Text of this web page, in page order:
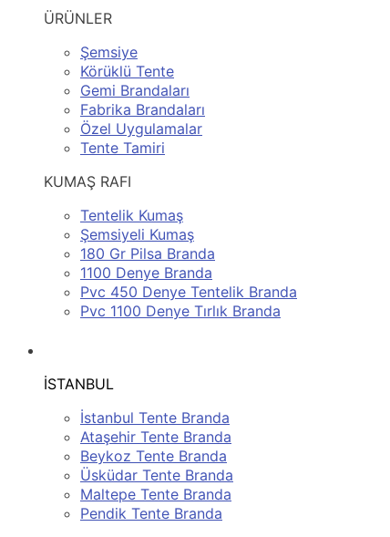
ÜRÜNLER
Şemsiye
Körüklü Tente
Gemi Brandaları
Fabrika Brandaları
Özel Uygulamalar
Tente Tamiri
KUMAŞ RAFI
Tentelik Kumaş
Şemsiyeli Kumaş
180 Gr Pilsa Branda
1100 Denye Branda
Pvc 450 Denye Tentelik Branda
Pvc 1100 Denye Tırlık Branda
İSTANBUL
İstanbul Tente Branda
Ataşehir Tente Branda
Beykoz Tente Branda
Üsküdar Tente Branda
Maltepe Tente Branda
Pendik Tente Branda